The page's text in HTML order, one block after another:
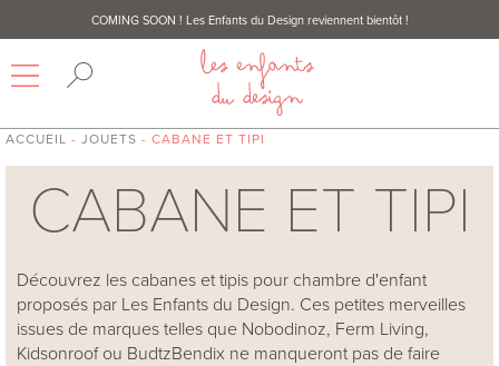
COMING SOON ! Les Enfants du Design reviennent bientôt !
ACCUEIL - JOUETS - CABANE ET TIPI
CABANE ET TIPI
Découvrez les cabanes et tipis pour chambre d'enfant
proposés par Les Enfants du Design. Ces petites merveilles
issues de marques telles que Nobodinoz, Ferm Living,
Kidsonroof ou BudtzBendix ne manqueront pas de faire